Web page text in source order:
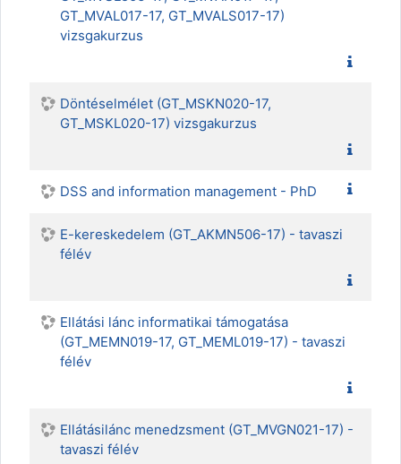
GT_MVAL017-17, GT_MVALS017-17)
vizsgakurzus
Döntéselmélet (GT_MSKN020-17,
GT_MSKL020-17) vizsgakurzus
DSS and information management - PhD
E-kereskedelem (GT_AKMN506-17) - tavaszi
félév
Ellátási lánc informatikai támogatása
(GT_MEMN019-17, GT_MEML019-17) - tavaszi
félév
Ellátásilánc menedzsment (GT_MVGN021-17) -
tavaszi félév